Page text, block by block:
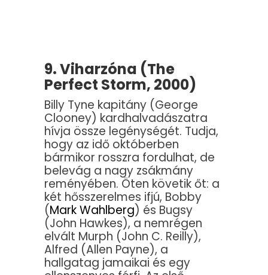
9. Viharzóna (The
Perfect Storm, 2000)
Billy Tyne kapitány (George
Clooney) kardhalvadászatra
hívja össze legénységét. Tudja,
hogy az idő októberben
bármikor rosszra fordulhat, de
belevág a nagy zsákmány
reményében. Öten követik őt: a
két hősszerelmes ifjú, Bobby
(Mark Wahlberg) és Bugsy
(John Hawkes), a nemrégen
elvált Murph (John C. Reilly),
Alfred (Allen Payne), a
hallgatag jamaikai és egy